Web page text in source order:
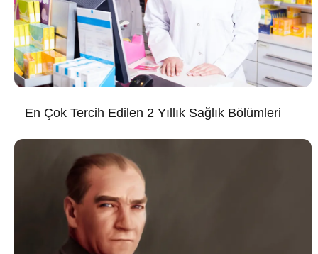
En Çok Tercih Edilen 2 Yıllık Sağlık Bölümleri